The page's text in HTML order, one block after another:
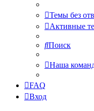
Темы без
Активные
Поиск
Наша
FAQ
Вход